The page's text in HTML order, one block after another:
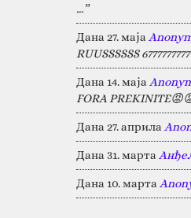
…”
Дана 27. маја
RUUSSSSSS
Дана 14. маја
FORA
Дана 27. априла
Дана 31. марта
Дана 10. марта